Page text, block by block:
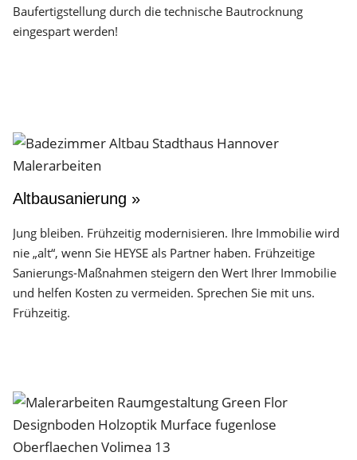
Baufertigstellung durch die technische Bautrocknung
eingespart werden!
Altbausanierung »
Jung bleiben. Frühzeitig modernisieren. Ihre Immobilie wird
nie „alt“, wenn Sie HEYSE als Partner haben. Frühzeitige
Sanierungs-Maßnahmen steigern den Wert Ihrer Immobilie
und helfen Kosten zu vermeiden. Sprechen Sie mit uns.
Frühzeitig.